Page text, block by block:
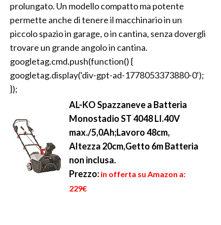
prolungato. Un modello compatto ma potente
permette anche di tenere il macchinario in un
piccolo spazio in garage, o in cantina, senza dovergli
trovare un grande angolo in cantina.
googletag.cmd.push(function() {
googletag.display('div-gpt-ad-1778053373880-0');
});
AL-KO Spazzaneve a Batteria
Monostadio ST 4048 LI.40V
max./5,0Ah;Lavoro 48cm,
Altezza 20cm,Getto 6m Batteria
non inclusa.
Prezzo: in offerta su Amazon a:
229€